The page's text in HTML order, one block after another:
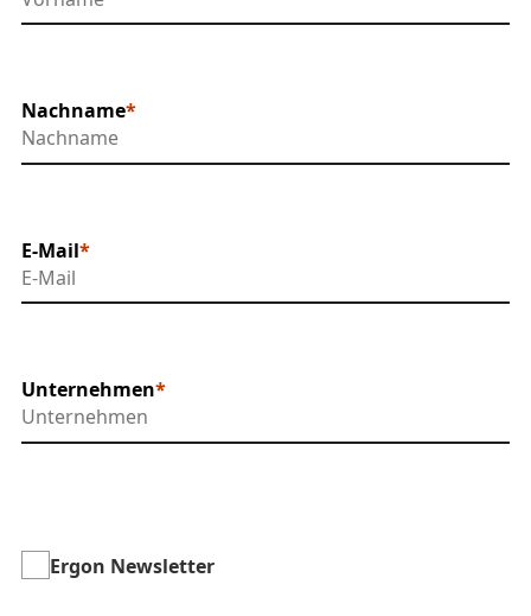
Nachname
E-Mail
Unternehmen
Ergon Newsletter